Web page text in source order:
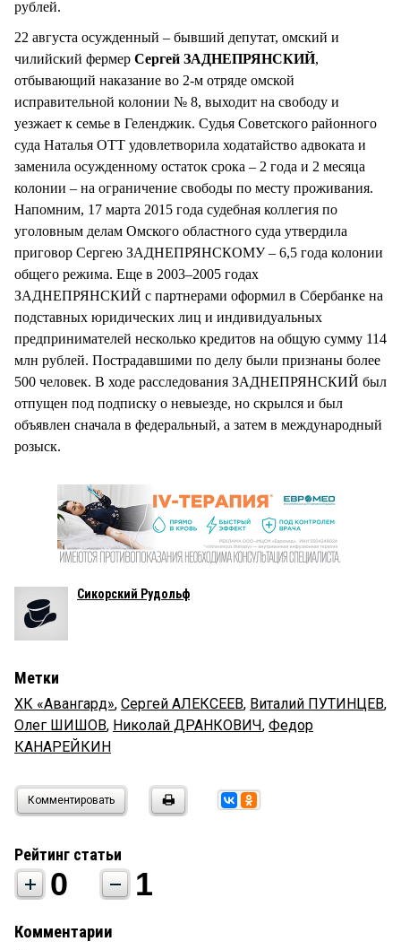
рублей.
22 августа осужденный – бывший депутат, омский и
чилийский фермер Сергей ЗАДНЕПРЯНСКИЙ,
отбывающий наказание во 2-м отряде омской
исправительной колонии № 8, выходит на свободу и
уезжает к семье в Геленджик. Судья Советского районного
суда Наталья ОТТ удовлетворила ходатайство адвоката и
заменила осужденному остаток срока – 2 года и 2 месяца
колонии – на ограничение свободы по месту проживания.
Напомним, 17 марта 2015 года судебная коллегия по
уголовным делам Омского областного суда утвердила
приговор Сергею ЗАДНЕПРЯНСКОМУ – 6,5 года колонии
общего режима. Еще в 2003–2005 годах
ЗАДНЕПРЯНСКИЙ с партнерами оформил в Сбербанке на
подставных юридических лиц и индивидуальных
предпринимателей несколько кредитов на общую сумму 114
млн рублей. Пострадавшими по делу были признаны более
500 человек. В ходе расследования ЗАДНЕПРЯНСКИЙ был
отпущен под подписку о невыезде, но скрылся и был
объявлен сначала в федеральный, а затем в международный
розыск.
Сикорский Рудольф
Метки
ХК «Авангард», Сергей АЛЕКСЕЕВ, Виталий ПУТИНЦЕВ,
Олег ШИШОВ, Николай ДРАНКОВИЧ, Федор
КАНАРЕЙКИН
Комментировать
Рейтинг статьи
0 1
Комментарии